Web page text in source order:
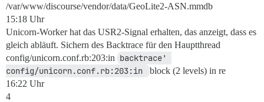
/var/www/discourse/vendor/data/GeoLite2-ASN.mmdb
15:18 Uhr
Unicorn-Worker hat das USR2-Signal erhalten, das anzeigt, dass es
gleich abläuft. Sichern des Backtrace für den Hauptthread
config/unicorn.conf.rb:203:in backtrace'
config/unicorn.conf.rb:203:in
block (2 levels) in re
16:22 Uhr
4